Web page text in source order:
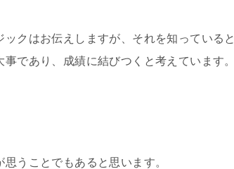
クはお伝えしますが、それを知っていると
であり、成績に結びつくと考えています。
うことでもあると思います。